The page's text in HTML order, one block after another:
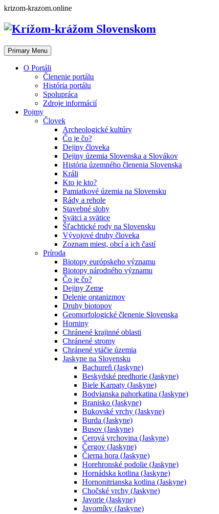
Skip
content
krizom-krazom.online
Primary Menu
O Portáli
Členenie portálu
História portálu
Spolupráca
Zdroje informácií
Pojmy
Človek
Archeologické kultúry
Čo je čo?
Dejiny človeka
Dejiny územia Slovenska a Slovákov
História územného členenia Slovenska
Králi
Kto je kto?
Pamiatkové územia na Slovensku
Rády a rehole
Stavebné slohy
Svätci a svätice
Šľachtické rody na Slovensku
Vývojové druhy človeka
Zoznam miest, obcí a ich častí
Príroda
Biotopy európskeho významu
Biotopy národného významu
Čo je čo?
Dejiny Zeme
Delenie organizmov
Druhy biotopov
Geomorfologické členenie Slovenska
Horniny
Chránené krajinné oblasti
Chránené stromy
Chránené vtáčie územia
Jaskyne na Slovensku
Bachureň (Jaskyne)
Beskydské predhorie (Jaskyne)
Biele Karpaty (Jaskyne)
Bodvianska pahorkatina (Jaskyne)
Branisko (Jaskyne)
Bukovské vrchy (Jaskyne)
Burda (Jaskyne)
Busov (Jaskyne)
Cerová vrchovina (Jaskyne)
Čergov (Jaskyne)
Čierna hora (Jaskyne)
Horehronské podolie (Jaskyne)
Hornádska kotlina (Jaskyne)
Hornonitrianska kotlina (Jaskyne)
Chočské vrchy (Jaskyne)
Javorie (Jaskyne)
Javorníky (Jaskyne)